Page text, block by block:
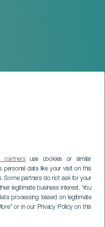
partnersuse cookies or similar
personal data like your visit on this
Some partners do not ask for your
legitimate business interest. You
processing based on legitimate
or in our Privacy Policy on this